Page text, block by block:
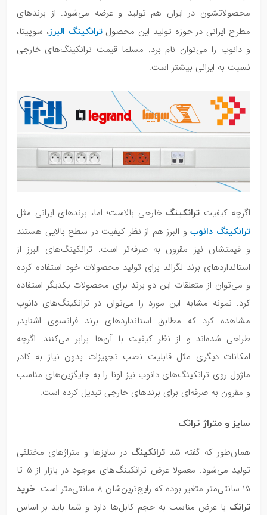
محصولاتشون در ایران هم تولید و عرضه می‌شود. از برندهای
مطرح ایرانی در حوزه‌ تولید این محصولترانکینگ البرز، سوپیتا،
و دانوب را می‌توان نام برد. مسلما قیمت ترانکینگ‌های خارجی
نسبت به ایرانی بیشتر است.
اگرچه کیفیت ترانکینگ خارجی بالاست؛ اما، برندهای ایرانی مثل
ترانکینگ دانوبو البرز هم از نظر کیفیت در سطح بالایی هستند
و قیمتشان نیز مقرون به صرفه‌تر است. ترانکینگ‌های البرز از
استانداردهای برند لگراند برای تولید محصولات خود استفاده کرده
و می‌توان از متعلقات این دو برند برای محصولات یکدیگر استفاده
کرد. نمونه‌ مشابه این مورد را می‌توان در ترانکینگ‌های دانوب
مشاهده کرد که مطابق استانداردهای برند فرانسوی اشنایدر
طراحی شده‌اند و از نظر کیفیت با آن‌ها برابر می‌کنند. اگرچه
امکانات دیگری مثل قابلیت نصب تجهیزات بدون نیاز به کادر
ماژول روی ترانکینگ‌های دانوب نیز اونا را به جایگزین‌های مناسب
و مقرون به صرفه‌ای برای برندهای خارجی تبدیل کرده است.
سایز و متراژ ترانک
همان‌طور که گفته شد ترانکینگ در سایزها و متراژهای مختلفی
تولید می‌شود. معمولا عرض ترانکینگ‌های موجود در بازار از 5 تا
15 سانتی‌متر متغیر بوده که رایج‌ترین‌شان 8 سانتی‌متر است.
خرید
ترانک با عرض مناسب به حجم کابل‌ها دارد و شما باید بر اساس